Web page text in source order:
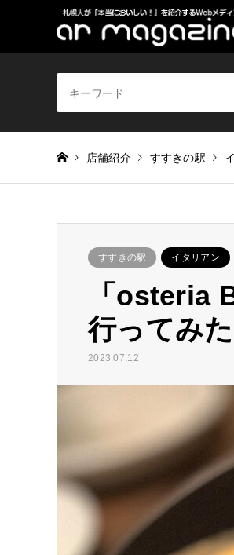
店舗紹介 すすきの駅
すすきの駅 イタリアン
「osteria
行ってみ
2023.07.12